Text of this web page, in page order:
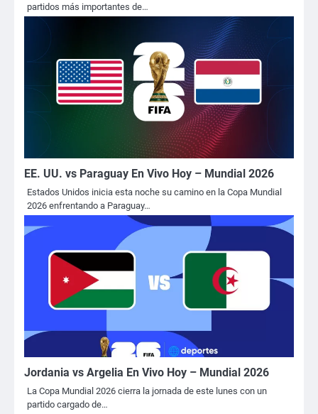
partidos más importantes de…
EE. UU. vs Paraguay En Vivo Hoy – Mundial 2026
Estados Unidos inicia esta noche su camino en la Copa Mundial
2026 enfrentando a Paraguay…
Jordania vs Argelia En Vivo Hoy – Mundial 2026
La Copa Mundial 2026 cierra la jornada de este lunes con un
partido cargado de…